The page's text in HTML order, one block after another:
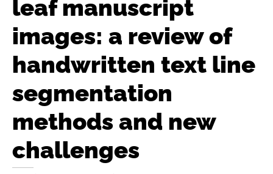
leaf manuscript
images: a review of
handwritten text line
segmentation
methods and new
challenges